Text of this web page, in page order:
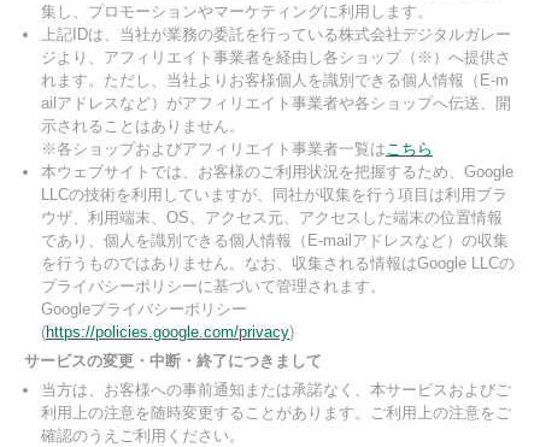
集し、プロモーションやマーケティングに利用します。
上記IDは、当社が業務の委託を行っている株式会社デジタルガレー
ジより、アフィリエイト事業者を経由し各ショップ（※）へ提供さ
れます。ただし、当社よりお客様個人を識別できる個人情報（E-m
ailアドレスなど）がアフィリエイト事業者や各ショップへ伝送、開
示されることはありません。
※各ショップおよびアフィリエイト事業者一覧はこちら
本ウェブサイトでは、お客様のご利用状況を把握するため、Google
LLCの技術を利用していますが、同社が収集を行う項目は利用ブラ
ウザ、利用端末、OS、アクセス元、アクセスした端末の位置情報
であり、個人を識別できる個人情報（E-mailアドレスなど）の収集
を行うものではありません。なお、収集される情報はGoogle LLCの
プライバシーポリシーに基づいて管理されます。
Googleプライバシーポリシー
(https://policies.google.com/privacy)
サービスの変更・中断・終了につきまして
当方は、お客様への事前通知または承諾なく、本サービスおよびご
利用上の注意を随時変更することがあります。ご利用上の注意をご
確認のうえご利用ください。